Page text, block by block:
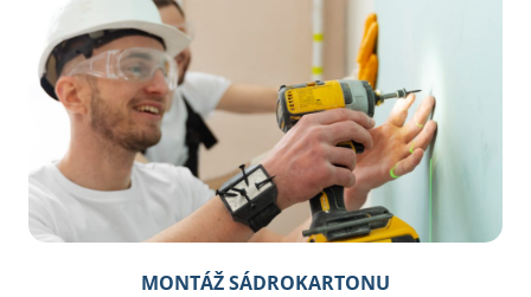
MONTÁŽ SÁDROKARTONU